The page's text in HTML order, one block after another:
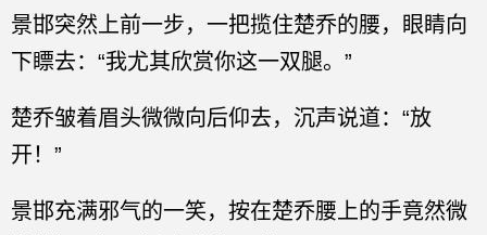
景邯突然上前一步，一把揽住楚乔的腰，眼睛向
下瞟去：“我尤其欣赏你这一双腿。”
楚乔皱着眉头微微向后仰去，沉声说道：“放
开！”
景邯充满邪气的一笑，按在楚乔腰上的手竟然微